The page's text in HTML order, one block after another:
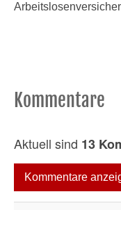
Kommentare
Aktuell sind 13
Kommentare